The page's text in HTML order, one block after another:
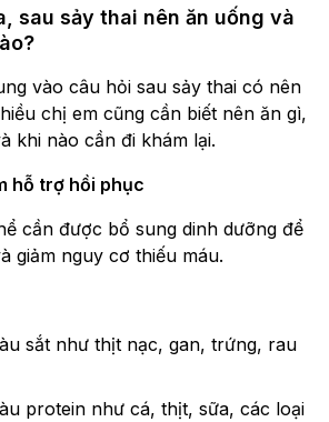
sau sảy thai nên ăn uống và
vào câu hỏi sau sảy thai có nên
chị em cũng cần biết nên ăn gì,
khi nào cần đi khám lại.
hỗ trợ hồi phục
cần được bổ sung dinh dưỡng để
giảm nguy cơ thiếu máu.
sắt như thịt nạc, gan, trứng, rau
protein như cá, thịt, sữa, các loại